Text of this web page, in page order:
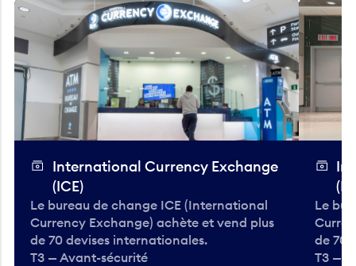
International Currency Exchange
(ICE)
Le bureau de change ICE (International
Currency Exchange) achète et vend plus
de 70 devises internationales.
T3 — Avant-sécurité
Le
de 70
T3 —